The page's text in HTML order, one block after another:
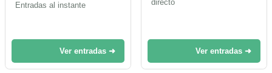
Entradas al instante
Ver entradas ➜
directo
Ver entradas ➜